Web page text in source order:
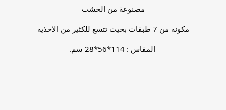
مصنوعة من الخشب
مكونه من 7 طبقات بحيث تتسع للكثير من الاحذيه
المقاس : 114*56*28 سم.